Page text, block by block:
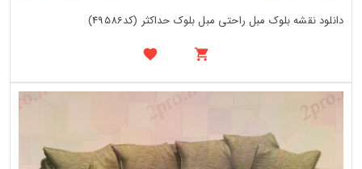
دانلود نقشه بلوک مبل راحتی مبل بلوک حداکثر (کد49586)